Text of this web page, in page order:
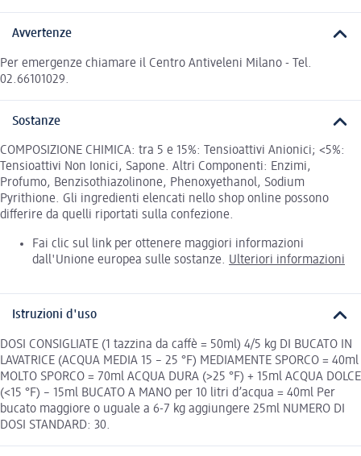
Avvertenze
Per emergenze chiamare il Centro Antiveleni Milano - Tel.
02.66101029.
Sostanze
COMPOSIZIONE CHIMICA: tra 5 e 15%: Tensioattivi Anionici; <5%:
Tensioattivi Non Ionici, Sapone. Altri Componenti: Enzimi,
Profumo, Benzisothiazolinone, Phenoxyethanol, Sodium
Pyrithione. Gli ingredienti elencati nello shop online possono
differire da quelli riportati sulla confezione.
Fai clic sul link per ottenere maggiori informazioni
dall'Unione europea sulle sostanze. Ulteriori informazioni
Istruzioni d'uso
DOSI CONSIGLIATE (1 tazzina da caffè = 50ml) 4/5 kg DI BUCATO IN
LAVATRICE (ACQUA MEDIA 15 – 25 °F) MEDIAMENTE SPORCO = 40ml
MOLTO SPORCO = 70ml ACQUA DURA (>25 °F) + 15ml ACQUA DOLCE
(<15 °F) – 15ml BUCATO A MANO per 10 litri d’acqua = 40ml Per
bucato maggiore o uguale a 6-7 kg aggiungere 25ml NUMERO DI
DOSI STANDARD: 30.